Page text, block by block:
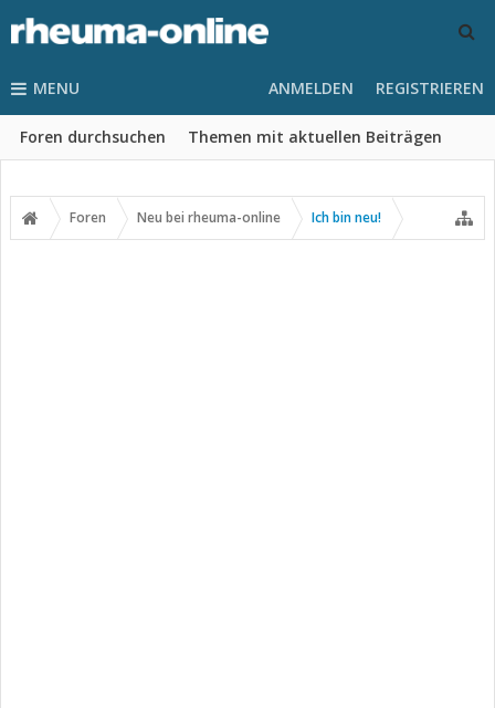
MENU
Foren durchsuchen Themen mit aktuellen Beiträgen
ANMELDEN REGISTRIEREN
Foren Neu bei rheuma-online Ich bin neu!